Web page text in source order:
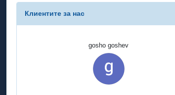
Клиентите за нас
gosho goshev